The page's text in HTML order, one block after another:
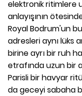
elektronik ritimlere
anlayışının
Royal Bodrum'un
adresleri aynı lüks
birine ayrı bir ruh
etrafında uzun bir
Parisli bir havyar
da geceyi sabaha